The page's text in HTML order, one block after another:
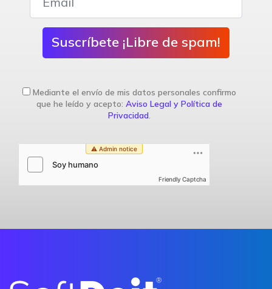
Suscríbete ¡Libre de spam!
Mediante el envío de mis datos personales confirmo
que he leído y acepto: Aviso Legal y Política de
Privacidad.
Friendly Captcha